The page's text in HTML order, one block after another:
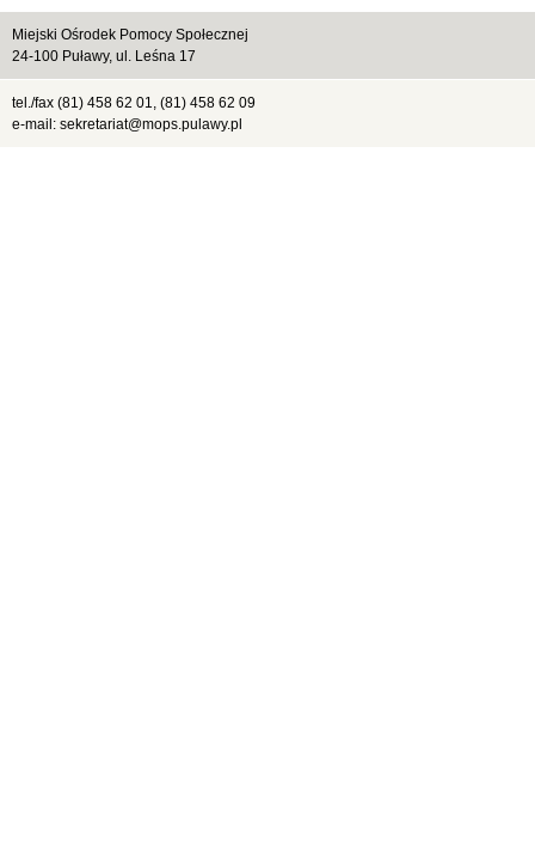
Miejski Ośrodek Pomocy Społecznej
24-100 Puławy, ul. Leśna 17
tel./fax (81) 458 62 01, (81) 458 62 09
e-mail: sekretariat@mops.pulawy.pl